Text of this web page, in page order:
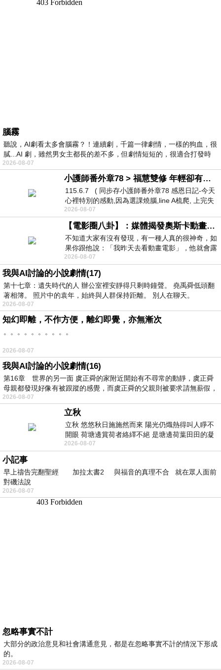
腦霧
聽說，AI劇看太多會腦霧？！連續劇，千篇一律劇情，一樣的狗血，很
膩...AI 劇，雖然男女主都長的差不多，但劇情短短的，很適合打發時
2026-08-07
小護師番外章78 > 福慧雙修 年輕卻有個老靈魂 ㄑ金剛經〉podcast
115.6.7 ( 同步存小護師番外章78 感恩日記-今天
心裡特別的感動,因為選課燒腦,line A梳爬, 上完失
智課的她,特來傾
2026-08-07
【電影圈八卦】：媒體揭發奧斯卡動畫項目投票醜聞！好萊塢為什麼看不起動畫電影？
不知道大家有沒有發現，有一種人真的很神奇，如
果你跟他說：「我昨天去看動畫電影」，他就會露
出一種慈祥的微笑，然後問你是不是陪小
2026-08-07
我與AI討論的小說劇情(17)
第十七章：遺失時代的人 辦公室裡安靜得只剩時鐘聲。 堯禹舜低頭翻
著相簿。 照片中的袁年，始終與人群保持距離。 別人在聊天。
2026-08-07
知幻即離，不作方便，離幻即覺，亦無漸次
。。。。。。。。。。
2026-08-07
我與AI討論的小說劇情(16)
第16章 世界的另一面 虞正舜的家附近開始有不尋常的動靜，虞正舜
母親都發現好像有被跟蹤的感覺，而虞正舜的父親則被要求請無薪假，
2026-08-07
立秋
立秋 悠悠秋日施施然而來 陽光仍熾熱得叫人睜不
開眼 荷塘邊賞荷者絡繹不絕 是塘邊荷葉田田的凝
望 風中飄逸的是映日荷花別樣紅
2026-08-07
小記事
早上禱告完翻聖經 加拉太書2 與福音的真理不合 就在眾人面前
對磯法說
2026-08-07
忽略事實不計
大部分的政治意見和社會溝通意見，都是在忽略事實不計的情況下形成
的。
2026-08-07